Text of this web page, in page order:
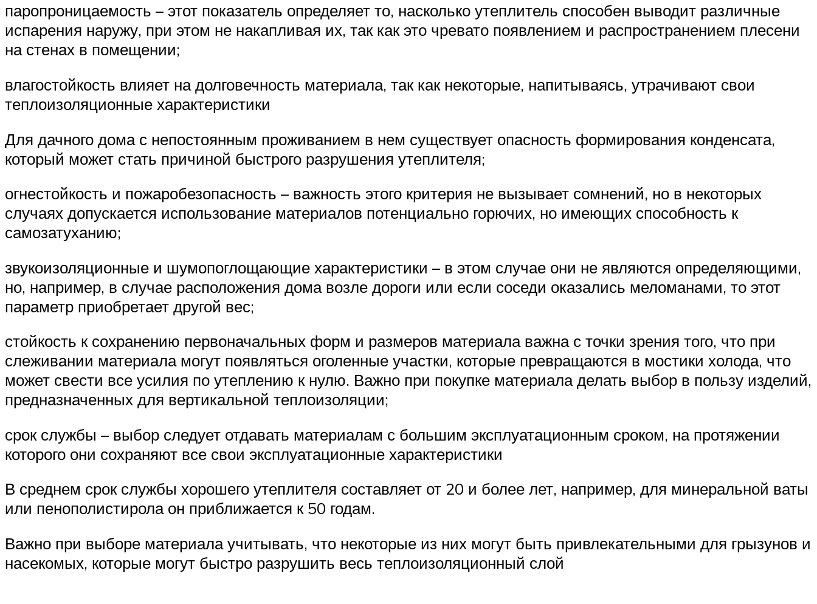
паропроницаемость – этот показатель определяет то, насколько утеплитель способен выводит различные
испарения наружу, при этом не накапливая их, так как это чревато появлением и распространением плесени
на стенах в помещении;
влагостойкость влияет на долговечность материала, так как некоторые, напитываясь, утрачивают свои
теплоизоляционные характеристики
Для дачного дома с непостоянным проживанием в нем существует опасность формирования конденсата,
который может стать причиной быстрого разрушения утеплителя;
огнестойкость и пожаробезопасность – важность этого критерия не вызывает сомнений, но в некоторых
случаях допускается использование материалов потенциально горючих, но имеющих способность к
самозатуханию;
звукоизоляционные и шумопоглощающие характеристики – в этом случае они не являются определяющими,
но, например, в случае расположения дома возле дороги или если соседи оказались меломанами, то этот
параметр приобретает другой вес;
стойкость к сохранению первоначальных форм и размеров материала важна с точки зрения того, что при
слеживании материала могут появляться оголенные участки, которые превращаются в мостики холода, что
может свести все усилия по утеплению к нулю. Важно при покупке материала делать выбор в пользу изделий,
предназначенных для вертикальной теплоизоляции;
срок службы – выбор следует отдавать материалам с большим эксплуатационным сроком, на протяжении
которого они сохраняют все свои эксплуатационные характеристики
В среднем срок службы хорошего утеплителя составляет от 20 и более лет, например, для минеральной ваты
или пенополистирола он приближается к 50 годам.
Важно при выборе материала учитывать, что некоторые из них могут быть привлекательными для грызунов и
насекомых, которые могут быстро разрушить весь теплоизоляционный слой